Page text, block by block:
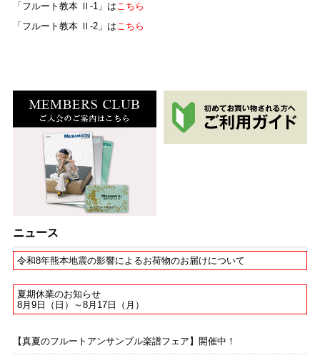
「フルート教本 Ⅱ-1」はこちら
「フルート教本 Ⅱ-2」はこちら
ニュース
令和8年熊本地震の影響によるお荷物のお届けについて
夏期休業のお知らせ
8月9日（日）～8月17日（月）
【真夏のフルートアンサンブル楽譜フェア】開催中！